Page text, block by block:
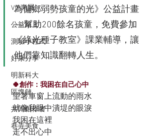
VIP專屬
公益路上
測驗小程式
好康分享
明新科大
區塊鏈
共同創作者
巷弄美食
為偏鄉弱勢孩童的光》公益計畫
~~幫助200餘名孩童，免費參加
《綠光種子教室》課業輔導，讓
他們靠知識翻轉人生。
🍀創作：我困在自己心中
望著車窗上流動的雨水
就像我眼中潰堤的眼淚
我困在這裡
走不出心中